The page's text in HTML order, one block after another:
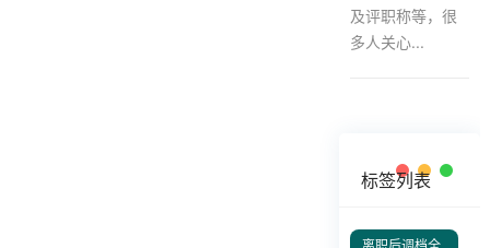
及评职称等，很
多人关心...
标签列表